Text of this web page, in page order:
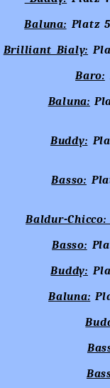
Baluna: Platz
Brilliant Bialy:
Baro:
Baluna:
Buddy:
Basso:
Baldur-Chicco:
Basso:
Buddy:
Baluna: